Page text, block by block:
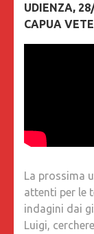
UDIENZA,
CAPUA
La prossima
attenti per le
indagini dai
Luigi,